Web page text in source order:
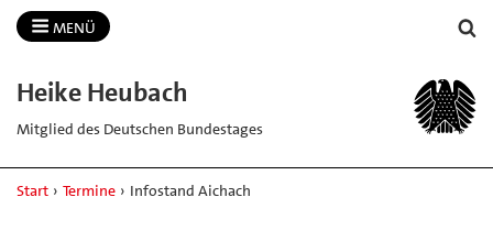
MENÜ
Heike Heubach
Mitglied des Deutschen Bundestages
Start › Termine › Infostand Aichach